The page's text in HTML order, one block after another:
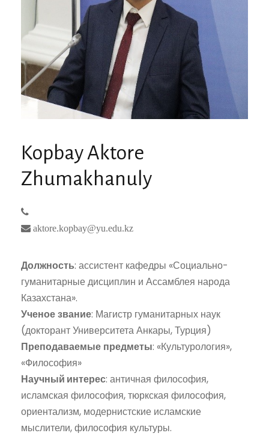
Kopbay Aktore
Zhumakhanuly
aktore.kopbay@yu.edu.kz
Должность: ассистент кафедры «Социально-
гуманитарные дисциплин и Ассамблея народа
Казахстана».
Ученоезвание: Магистр гуманитарных наук
(докторант Университета Анкары, Турция)
Преподаваемые предметы: «Культурология»,
«Философия»
Научный интерес: античная философия,
исламская философия, тюркская философия,
ориентализм, модернистские исламские
мыслители, философия культуры.